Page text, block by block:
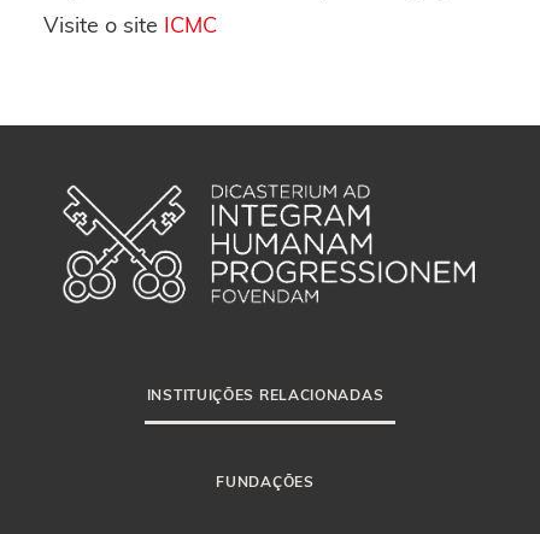
Visite o site ICMC
INSTITUIÇÕES RELACIONADAS
FUNDAÇÕES